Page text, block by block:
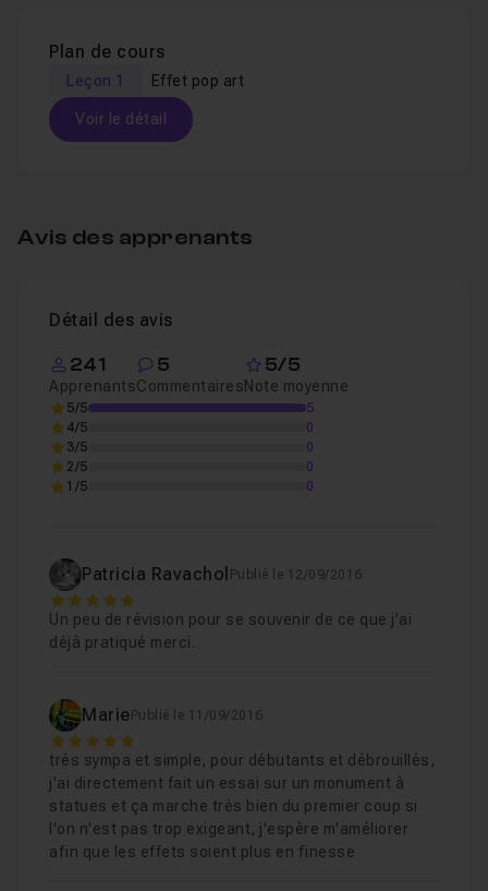
Plan de cours
Leçon 1 Effet pop art
Voir le détail
Avis des apprenants
Détail des avis
241
Apprenants
5
Commentaires
5/5
Note moyenne
5/5
5
4/5
0
3/5
0
2/5
0
1/5
0
Patricia Ravachol Publié le 12/09/2016
5
Un peu de révision pour se souvenir de ce que j'ai
déjà pratiqué merci.
Marie Publié le 11/09/2016
5
très sympa et simple, pour débutants et débrouillés,
j'ai directement fait un essai sur un monument à
statues et ça marche très bien du premier coup si
l'on n'est pas trop exigeant, j'espère m'améliorer
afin que les effets soient plus en finesse